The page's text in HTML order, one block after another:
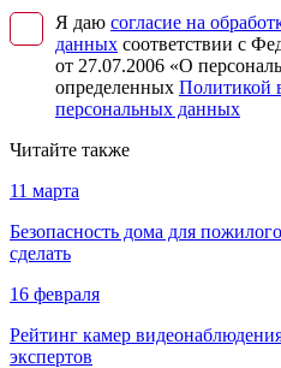
Я даю согласие на
данных соответствии с
от 27.07.2006 «О
определенных Политикой
персональных данных
Читайте также
11 марта
Безопасность дома для
сделать
16 февраля
Рейтинг камер
экспертов